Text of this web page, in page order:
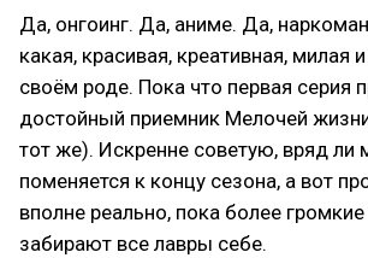
Да, онгоинг. Да, аниме. Да,
какая, красивая, креативная, милая
своём роде. Пока что первая серия
достойный приемник Мелочей
тот же). Искренне советую, вряд ли
поменяется к концу сезона, а вот
вполне реально, пока более
забирают все лавры себе.